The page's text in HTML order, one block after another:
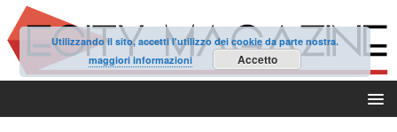
Utilizzando il sito, accetti l'utilizzo dei cookie da parte nostra.
maggiori informazioni
Accetto